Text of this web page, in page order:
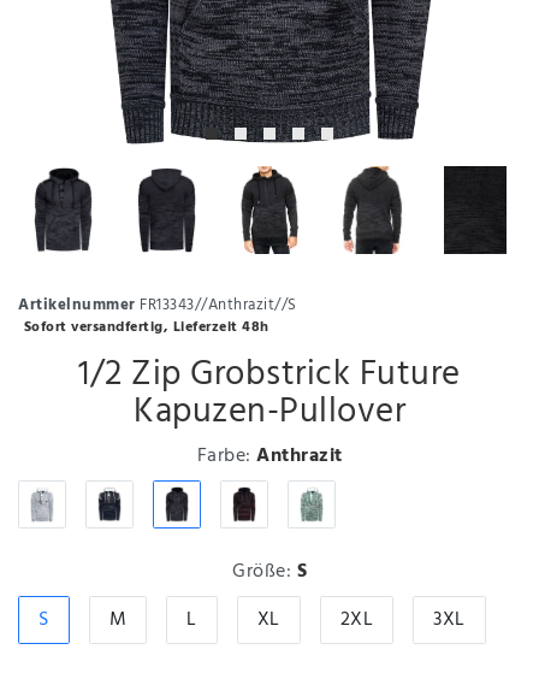
Artikelnummer FR13343//Anthrazit//S
Sofort versandfertig, Lieferzeit 48h
1/2 Zip Grobstrick Future
Kapuzen-Pullover
Farbe: Anthrazit
Größe: S
S
M L XL 2XL 3XL